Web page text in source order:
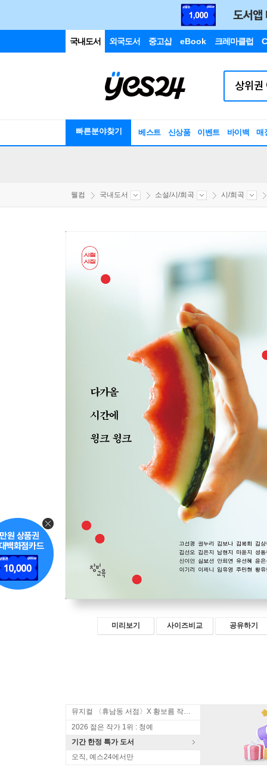
국내도서 외국도서 중고샵 eBook 크레마클럽
빠른분야찾기 베스트 신상품 이벤트 바이백 매
웰컴 국내도서 소설/시/희곡 시/희곡
미리보기 사이즈비교 공유하기
뮤지컬 〈휴남동 서점〉X 황보름 작가 북토크
2026 젊은 작가 1위 : 청예
기간 한정 특가 도서
오직, 예스24에서만